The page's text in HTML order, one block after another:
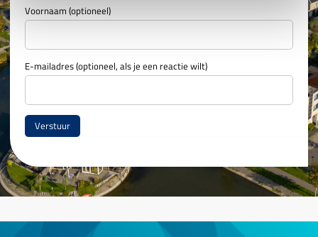
Voornaam (optioneel)
E-mailadres (optioneel, als je een reactie wilt)